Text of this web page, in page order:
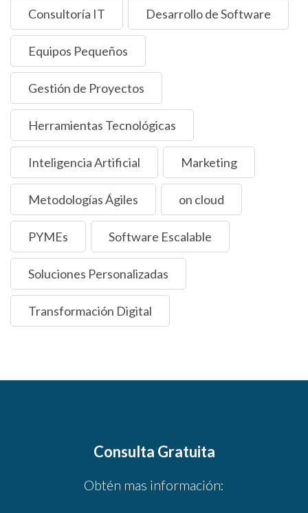
Consultoría IT Desarrollo de Software
Equipos Pequeños
Gestión de Proyectos
Herramientas Tecnológicas
Inteligencia Artificial Marketing
Metodologías Ágiles on cloud
PYMEs Software Escalable
Soluciones Personalizadas
Transformación Digital
Consulta Gratuita
Obtén mas información: